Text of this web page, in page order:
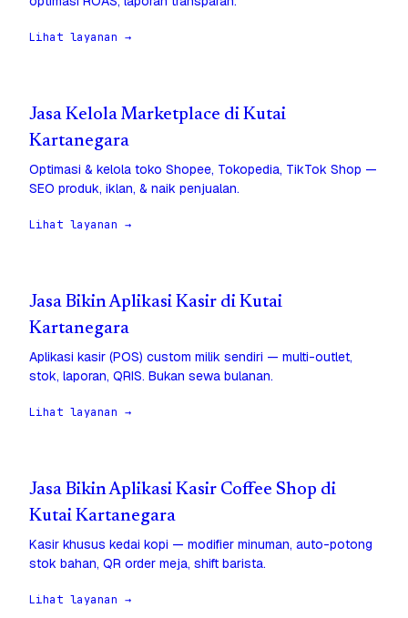
Lihat layanan →
Jasa Kelola Marketplace di Kutai
Kartanegara
Optimasi & kelola toko Shopee, Tokopedia, TikTok Shop —
SEO produk, iklan, & naik penjualan.
Lihat layanan →
Jasa Bikin Aplikasi Kasir di Kutai
Kartanegara
Aplikasi kasir (POS) custom milik sendiri — multi-outlet,
stok, laporan, QRIS. Bukan sewa bulanan.
Lihat layanan →
Jasa Bikin Aplikasi Kasir Coffee Shop di
Kutai Kartanegara
Kasir khusus kedai kopi — modifier minuman, auto-potong
stok bahan, QR order meja, shift barista.
Lihat layanan →